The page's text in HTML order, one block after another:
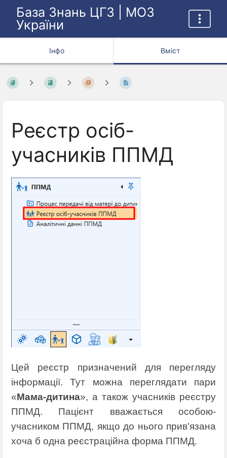
База Знань ЦГЗ | МОЗ
України
Інфо Вміст
Реєстр осіб-
учасників ППМД
Цей реєстр призначений для перегляду
інформації. Тут можна переглядати пари
«Мама-дитина», а також учасників реєстру
ППМД. Пацієнт вважається особою-
учасником ППМД, якщо до нього прив'язана
хоча б одна реєстраційна форма ППМД.